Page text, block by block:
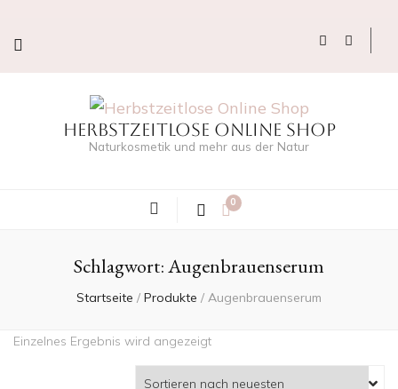
Herbstzeitlose Online Shop
Naturkosmetik und mehr aus der Natur
0
Schlagwort:Augenbrauenserum
Startseite / Produkte / Augenbrauenserum
Einzelnes Ergebnis wird angezeigt